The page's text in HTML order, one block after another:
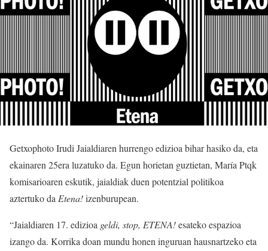
Getxophoto Irudi Jaialdiaren hurrengo edizioa bihar hasiko da, eta
ekainaren 25era luzatuko da. Egun horietan guztietan, María Ptqk
komisarioaren eskutik, jaialdiak duen potentzial politikoa
aztertuko daEtena!izenburupean.
“Jaialdiaren 17. edizioa geldi, stop, ETENA!esateko espazioa
izango da. Korrika doan mundu honen inguruan hausnartzeko eta